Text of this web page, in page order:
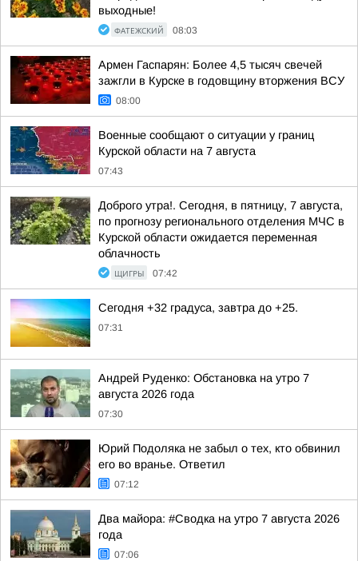
выходные!
ФАТЕЖСКИЙ 08:03
Армен Гаспарян: Более 4,5 тысяч свечей
зажгли в Курске в годовщину вторжения ВСУ
08:00
Военные сообщают о ситуации у границ
Курской области на 7 августа
07:43
Доброго утра!. Сегодня, в пятницу, 7 августа,
по прогнозу регионального отделения МЧС в
Курской области ожидается переменная
облачность
ЩИГРЫ 07:42
Сегодня +32 градуса, завтра до +25.
07:31
Андрей Руденко: Обстановка на утро 7
августа 2026 года
07:30
Юрий Подоляка не забыл о тех, кто обвинил
его во вранье. Ответил
07:12
Два майора: #Сводка на утро 7 августа 2026
года
07:06